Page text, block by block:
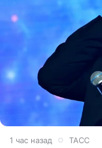
1 час назад ТАСС